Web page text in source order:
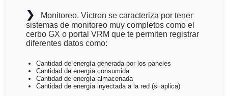
❯ Monitoreo. Victron se caracteriza por tener
sistemas de monitoreo muy completos como el
cerbo GX o portal VRM quete permiten registrar
diferentes datos como:
Cantidad deenergía generadapor los paneles
Cantidad deenergía consumida
Cantidad deenergía almacenada
Cantidad deenergía inyectada a la red (si aplica)